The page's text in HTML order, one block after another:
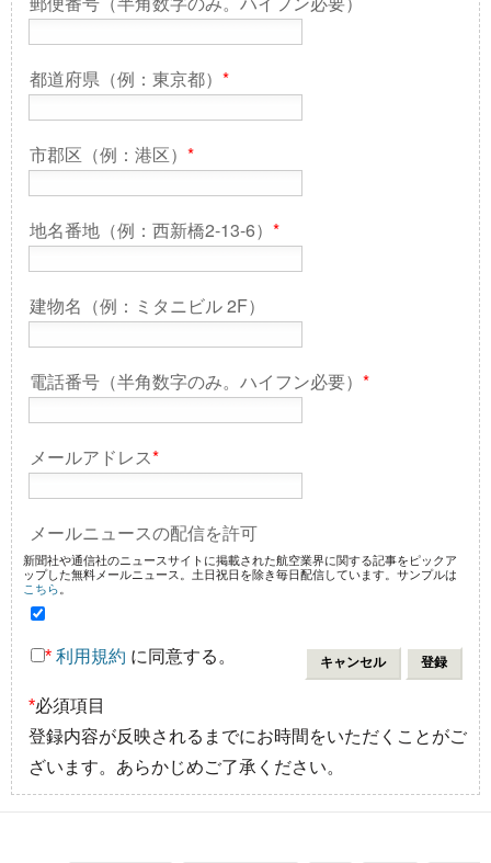
都道府県（例：東京都） *
市郡区（例：港区） *
地名番地（例：西新橋2-13-6） *
建物名（例：ミタニビル 2F）
電話番号（半角数字のみ。ハイフン必要） *
メールアドレス*
メールニュースの配信を許可
新聞社や通信社のニュースサイトに掲載された航空業界に関する記事をピックア
ップした無料メールニュース。土日祝日を除き毎日配信しています。サンプルは
こちら
* 利用規約 に同意する。
*必須項目
登録内容が反映されるまでにお時間をいただくことがご
ざいます。あらかじめご了承ください。